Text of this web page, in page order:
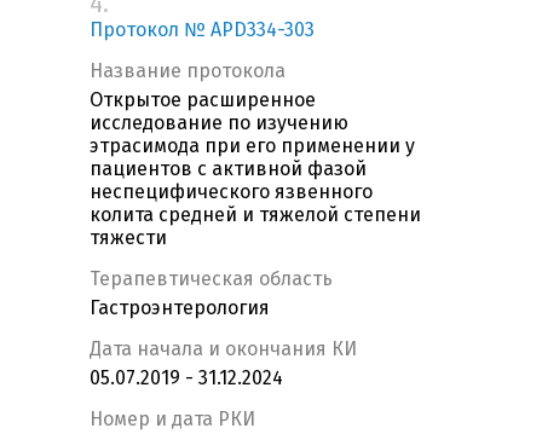
Протокол № APD334-303
Название протокола
Открытое расширенное
исследование по изучению
этрасимода при его применении у
пациентов с активной фазой
неспецифического язвенного
колита средней и тяжелой степени
тяжести
Терапевтическая область
Гастроэнтерология
Дата начала и окончания КИ
05.07.2019 - 31.12.2024
Номер и дата РКИ